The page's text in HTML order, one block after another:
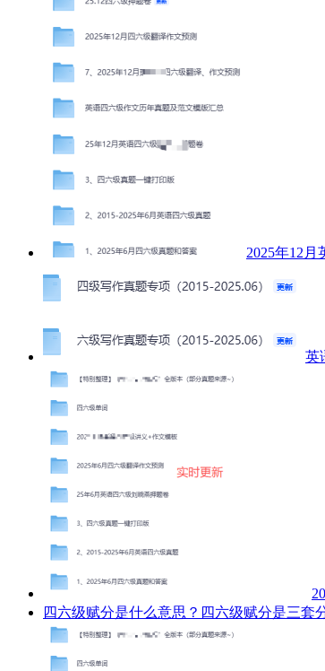
2025年12
英
四六级赋分是什么意思？四六级赋分是三套